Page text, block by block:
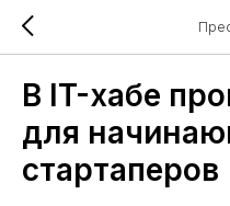
В IT-хабе
для
стартаперов